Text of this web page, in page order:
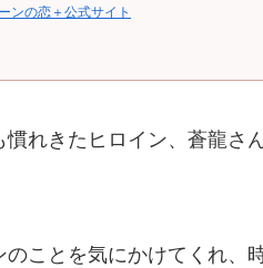
ンの恋＋公式サイト
慣れきたヒロイン、蒼龍さ
のことを気にかけてくれ、